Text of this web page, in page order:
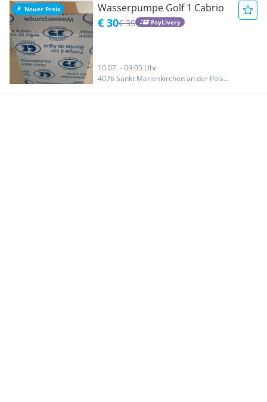
Neuer Preis Wasserpumpe Golf 1 Cabrio
€ 30€ 35 PayLivery
10.07. - 09:05 Uhr
4076 Sankt Marienkirchen an der Polsenz